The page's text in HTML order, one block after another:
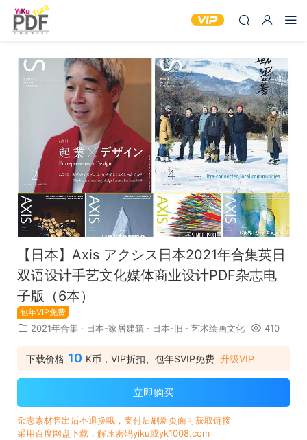
【日本】Axis アクシス日本2021年合集英日
双语设计手艺文化媒体商业设计PDF杂志电
子版（6本）
包年VIP免费
2021年合集 · 日本-家居建筑 · 日本-旧 · 艺术绘画文化 410
下载价格 10 K币，VIP折扣、包年SVIP免费 升级VIP
立即购买
杂志素材售出后不退换哦，支付后刷新页面可获取链接
采用百度网盘下载，解压密码yiku或yk1008.com